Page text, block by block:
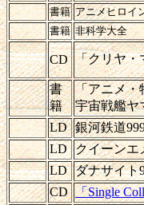
書籍 アニメヒロイ
書籍 非科学大全
CD 「クリヤ・
書
籍
「アニメ・
宇宙戦艦ヤ
LD 銀河鉄道
LD クイーンエ
LD ダナサイト
CD 「Single